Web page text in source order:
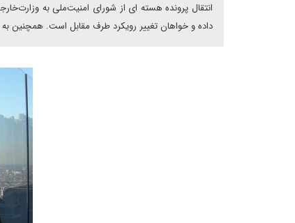
انتقال پرونده هسته ای از شورای امنیت‌ملی به
داده و خواهان تغییر رویکرد طرف مقابل است. همچنین